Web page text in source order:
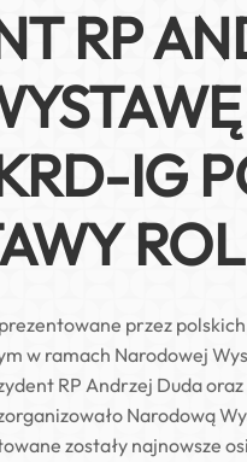
RP
IG
przez
w ramach Narodowej
RP Andrzej Duda
Narodową
zostały najnowsze